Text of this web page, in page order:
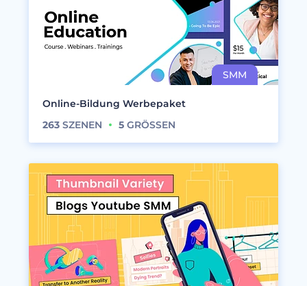
Online-Bildung Werbepaket
263 SZENEN 5 GRÖSSEN